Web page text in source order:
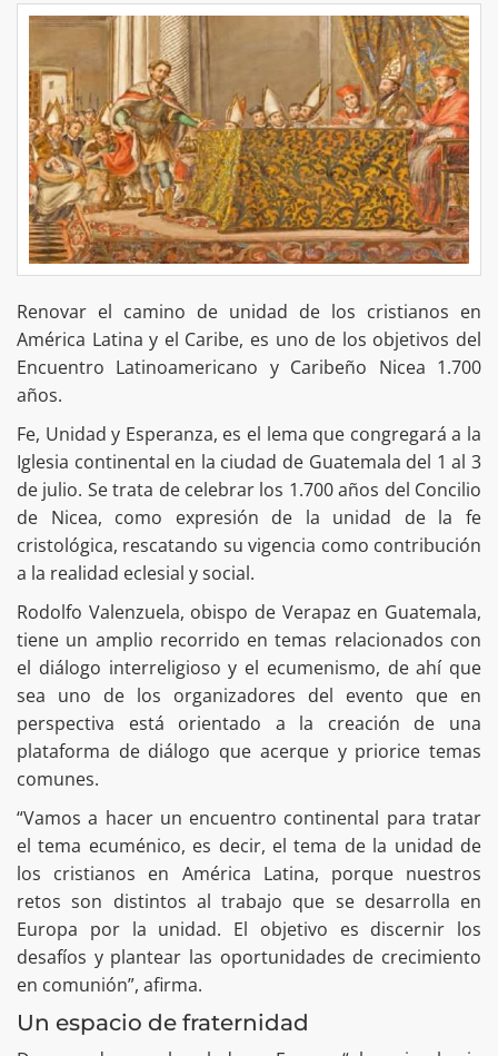
Renovar el camino de unidad de los cristianos en
América Latina y el Caribe, es uno de los objetivos del
Encuentro Latinoamericano y Caribeño Nicea 1.700
años.
Fe, Unidad y Esperanza, es el lema que congregará a la
Iglesia continental en la ciudad de Guatemala del 1 al 3
de julio. Se trata de celebrar los 1.700 años del Concilio
de Nicea, como expresión de la unidad de la fe
cristológica, rescatando su vigencia como contribución
a la realidad eclesial y social.
Rodolfo Valenzuela, obispo de Verapaz en Guatemala,
tiene un amplio recorrido en temas relacionados con
el diálogo interreligioso y el ecumenismo, de ahí que
sea uno de los organizadores del evento que en
perspectiva está orientado a la creación de una
plataforma de diálogo que acerque y priorice temas
comunes.
“Vamos a hacer un encuentro continental para tratar
el tema ecuménico, es decir, el tema de la unidad de
los cristianos en América Latina, porque nuestros
retos son distintos al trabajo que se desarrolla en
Europa por la unidad. El objetivo es discernir los
desafíos y plantear las oportunidades de crecimiento
en comunión”, afirma.
Un espacio de fraternidad